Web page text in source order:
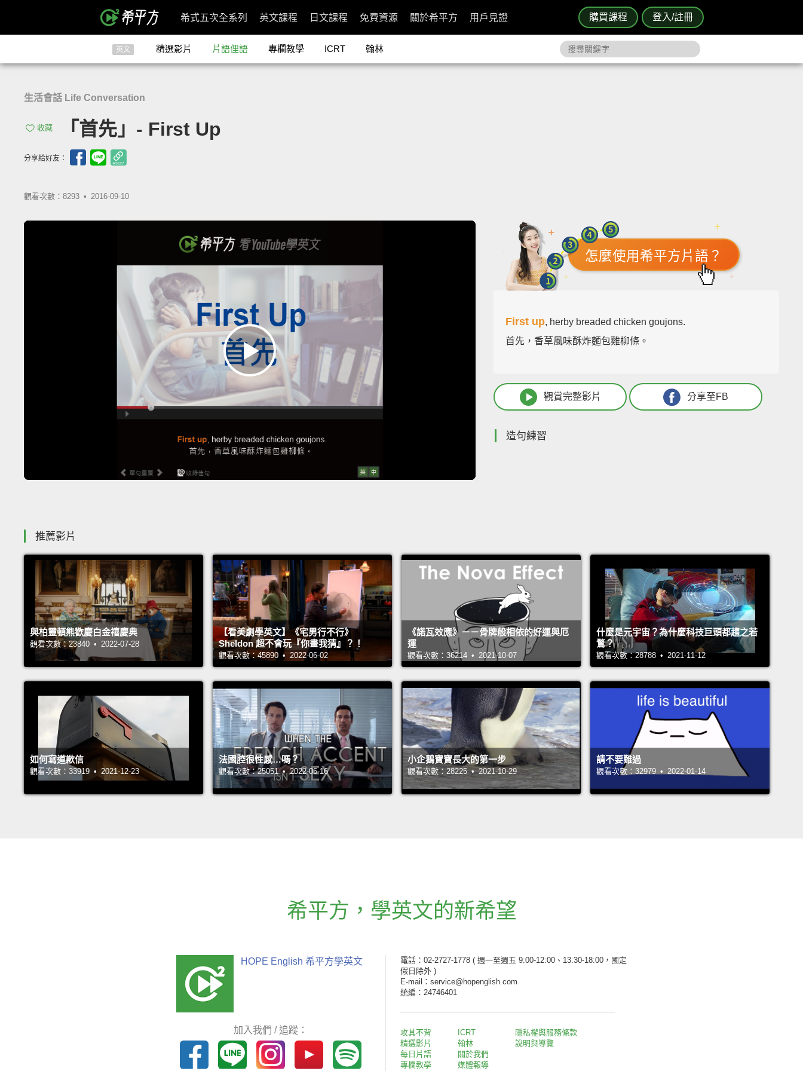
購買課程 登入/註冊
希式五次全系列 英文課程 日文課程 免費資源 關於希平方 用戶見證
英文 精選影片 片語俚語 專欄教學 ICRT 翰林
生活會話 Life Conversation
收藏 「首先」- First Up
分享給好友：
觀看次數：8293 • 2016-09-10
怎麼使用希平方片語？
First up, herby breaded chicken goujons.
首先，香草風味酥炸麵包雞柳條。
觀賞完整影片 分享至FB
造句練習
推薦影片
與柏靈頓熊歡慶白金禧慶典
觀看次數：23840 • 2022-07-28
【看美劇學英文】《宅男行不行》
Sheldon 超不會玩『你畫我猜』？！
觀看次數：45890 • 2022-06-02
《諾瓦效應》－－骨牌般相依的好運與厄
運
觀看次數：36214 • 2021-10-07
什麼是元宇宙？為什麼科技巨頭都趨之若
鶩？
觀看次數：28788 • 2021-11-12
如何寫道歉信
觀看次數：33919 • 2021-12-23
法國腔很性感…嗎？
觀看次數：25051 • 2022-06-16
小企鵝寶寶長大的第一步
觀看次數：28225 • 2021-10-29
請不要難過
觀看次數：32979 • 2022-01-14
希平方 ， 學英文的新希望
HOPE English 希平方學英文
加入我們 / 追蹤：
電話：02-2727-1778 ( 週一至週五 9:00-12:00、13:30-18:00，國定
假日除外 )
E-mail：service@hopenglish.com
統編：24746401
攻其不背
精選影片
每日片語
專欄教學
ICRT
翰林
關於我們
媒體報導
隱私權與服務條款
說明與導覽